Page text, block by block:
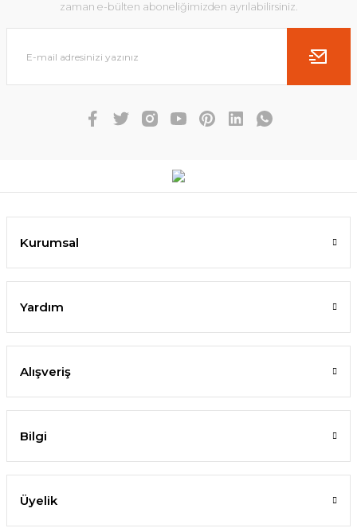
zaman e-bülten aboneliğimizden ayrılabilirsiniz.
Kurumsal
Yardım
Alışveriş
Bilgi
Üyelik